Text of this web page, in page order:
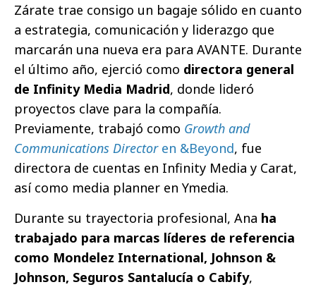
Zárate trae consigo un bagaje sólido en cuanto
a estrategia, comunicación y liderazgo que
marcarán una nueva era para AVANTE. Durante
el último año, ejerció como directora general
de Infinity Media Madrid, donde lideró
proyectos clave para la compañía.
Previamente, trabajó como Growth and
Communications Directoren &Beyond, fue
directora de cuentas en Infinity Media y Carat,
así como media planner en Ymedia.
Durante su trayectoria profesional, Ana ha
trabajado para marcas líderes de referencia
como Mondelez International, Johnson &
Johnson, Seguros Santalucía o Cabify,